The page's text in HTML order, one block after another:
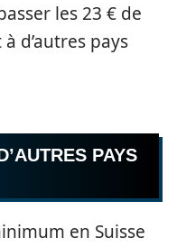
les 23 € de
d’autres pays
PAYS
en Suisse